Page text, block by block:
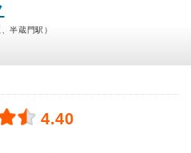
半蔵門駅）
4.40